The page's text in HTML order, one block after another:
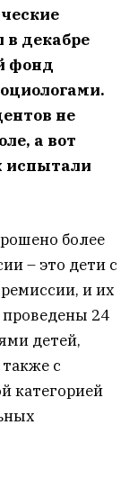
в декабре
фонд
не
а вот
испытали
более
– это дети с
и их
24
детей,
с
категорией